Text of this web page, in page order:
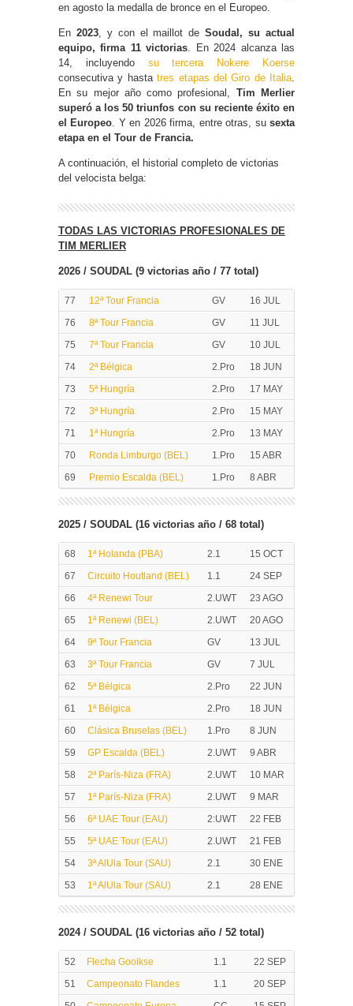
en agosto la medalla de bronce en el Europeo.
En 2023, y con el maillot deSoudal, su actual
equipo, firma 11 victorias. En 2024 alcanza las
14, incluyendo su tercera Nokere Koerse
consecutiva y hastatres etapas del Giro de Italia.
En su mejor año como profesional, Tim Merlier
superó a los 50 triunfos con su reciente éxito en
el Europeo. Y en 2026 firma, entre otras, susexta
etapa en el Tour de Francia.
A continuación, el historial completo de victorias
del velocista belga:
TODAS LAS VICTORIAS PROFESIONALES DE
TIM MERLIER
2026 / SOUDAL (9 victorias año / 77 total)
77 12ª Tour Francia GV
16 JUL
76
8ª Tour Francia GV
11 JUL
75
7ª Tour Francia GV
10 JUL
74
2ª Bélgica 2.Pro
18 JUN
73
5ª Hungría 2.Pro
17 MAY
72
3ª Hungría 2.Pro
15 MAY
71
1ª Hungría 2.Pro
13 MAY
70
Ronda Limburgo (BEL) 1.Pro
15 ABR
69
Premio Escalda (BEL) 1.Pro 8 ABR
2025 / SOUDAL (16 victorias año / 68 total)
68 1ª Holanda (PBA) 2.1
15 OCT
67
Circuito Houtland (BEL) 1.1
24 SEP
66
4ª Renewi Tour 2.UWT
23 AGO
65
1ª Renewi (BEL) 2.UWT
20 AGO
64
9ª Tour Francia GV
13 JUL
63
3ª Tour Francia GV
7 JUL
62
5ª Bélgica 2.Pro
22 JUN
61
1ª Bélgica 2.Pro
18 JUN
60
Clásica Bruselas (BEL) 1.Pro
8 JUN
59
GP Escalda (BEL) 2.UWT
9 ABR
58
2ª París-Niza (FRA) 2.UWT
10 MAR
57
1ª París-Niza (FRA) 2.UWT
9 MAR
56
6ª UAE Tour (EAU) 2:UWT
22 FEB
55
5ª UAE Tour (EAU) 2.UWT
21 FEB
54
3ª AlUla Tour (SAU) 2.1
30 ENE
53
1ª AlUla Tour (SAU) 2.1 28 ENE
2024 / SOUDAL (16 victorias año / 52 total)
52 Flecha Gooikse 1.1
22 SEP
51
Campeonato Flandes 1.1
20 SEP